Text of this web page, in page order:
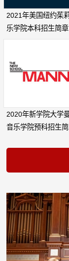
2021年美国纽约茱
乐学院本科招生简章
2020年新学院大学
音乐学院预科招生